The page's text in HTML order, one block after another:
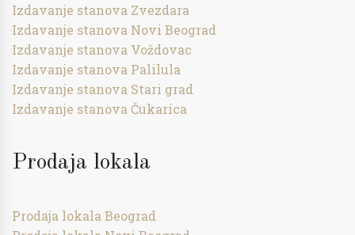
Izdavanje stanova Zvezdara
Izdavanje stanova Novi Beograd
Izdavanje stanova Voždovac
Izdavanje stanova Palilula
Izdavanje stanova Stari grad
Izdavanje stanova Čukarica
Prodaja lokala
Prodaja lokala Beograd